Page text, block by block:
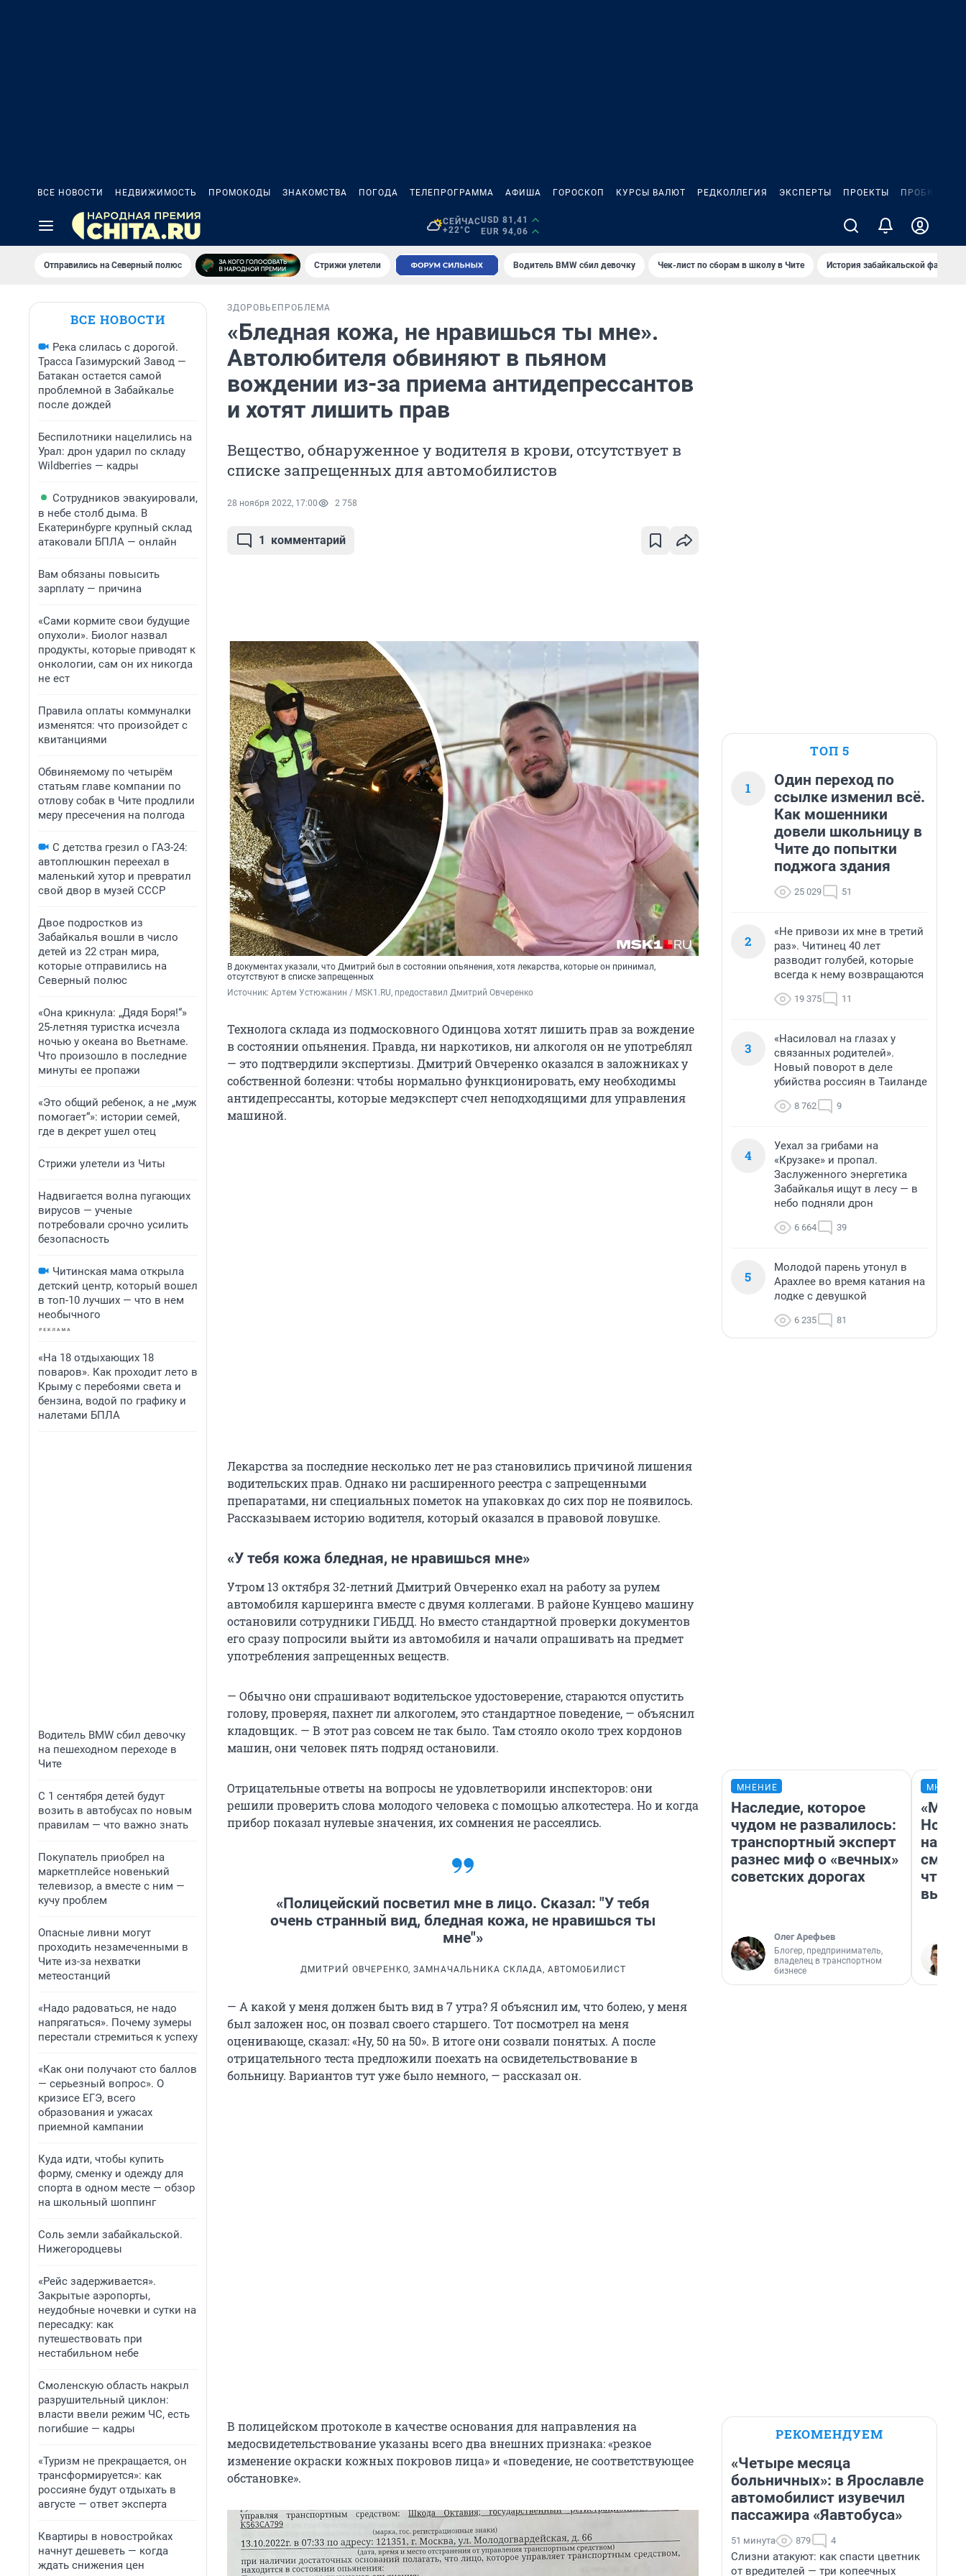
ВСЕ НОВОСТИ НЕДВИЖИМОСТЬ ПРОМОКОДЫ ЗНАКОМСТВА ПОГОДА ТЕЛЕПРОГРАММА АФИША ГОРОСКОП КУРСЫ ВАЛЮТ РЕДКОЛЛЕГИЯ ЭКСПЕРТЫ ПРОЕКТЫ ПРОБКИ
СЕЙЧАС
+22°C
USD 81,41
EUR 94,06
Отправились на Северный полюс Стрижи улетели Водитель BMW сбил девочку Чек-лист по сборам в школу в Чите История забайкальской фамилии
ВСЕ НОВОСТИ
Река слилась с дорогой.
Трасса Газимурский Завод —
Батакан остается самой
проблемной в Забайкалье
после дождей
Беспилотники нацелились на
Урал: дрон ударил по складу
Wildberries — кадры
Сотрудников эвакуировали,
в небе столб дыма. В
Екатеринбурге крупный склад
атаковали БПЛА — онлайн
Вам обязаны повысить
зарплату — причина
«Сами кормите свои будущие
опухоли». Биолог назвал
продукты, которые приводят к
онкологии, сам он их никогда
не ест
Правила оплаты коммуналки
изменятся: что произойдет с
квитанциями
Обвиняемому по четырём
статьям главе компании по
отлову собак в Чите продлили
меру пресечения на полгода
С детства грезил о ГАЗ-24:
автоплюшкин переехал в
маленький хутор и превратил
свой двор в музей СССР
Двое подростков из
Забайкалья вошли в число
детей из 22 стран мира,
которые отправились на
Северный полюс
«Она крикнула: „Дядя Боря!“»
25-летняя туристка исчезла
ночью у океана во Вьетнаме.
Что произошло в последние
минуты ее пропажи
«Это общий ребенок, а не „муж
помогает“»: истории семей,
где в декрет ушел отец
Стрижи улетели из Читы
Надвигается волна пугающих
вирусов — ученые
потребовали срочно усилить
безопасность
Читинская мама открыла
детский центр, который вошел
в топ-10 лучших — что в нем
необычного
«На 18 отдыхающих 18
поваров». Как проходит лето в
Крыму с перебоями света и
бензина, водой по графику и
налетами БПЛА
Водитель BMW сбил девочку
на пешеходном переходе в
Чите
С 1 сентября детей будут
возить в автобусах по новым
правилам — что важно знать
Покупатель приобрел на
маркетплейсе новенький
телевизор, а вместе с ним —
кучу проблем
Опасные ливни могут
проходить незамеченными в
Чите из-за нехватки
метеостанций
«Надо радоваться, не надо
напрягаться». Почему зумеры
перестали стремиться к успеху
«Как они получают сто баллов
— серьезный вопрос». О
кризисе ЕГЭ, всего
образования и ужасах
приемной кампании
Куда идти, чтобы купить
форму, сменку и одежду для
спорта в одном месте — обзор
на школьный шоппинг
Соль земли забайкальской.
Нижегородцевы
«Рейс задерживается».
Закрытые аэропорты,
неудобные ночевки и сутки на
пересадку: как
путешествовать при
нестабильном небе
Смоленскую область накрыл
разрушительный циклон:
власти ввели режим ЧС, есть
погибшие — кадры
«Туризм не прекращается, он
трансформируется»: как
россияне будут отдыхать в
августе — ответ эксперта
Квартиры в новостройках
начнут дешеветь — когда
ждать снижения цен
ЗДОРОВЬЕ ПРОБЛЕМА
«Бледная кожа, не нравишься ты мне».
Автолюбителя обвиняют в пьяном
вождении из-за приема антидепрессантов
и хотят лишить прав
Вещество, обнаруженное у водителя в крови, отсутствует в
списке запрещенных для автомобилистов
28 ноября 2022, 17:00 2 758
1 комментарий
В документах указали, что Дмитрий был в состоянии опьянения, хотя лекарства, которые он принимал,
отсутствуют в списке запрещенных
Источник: Артем Устюжанин / MSK1.RU, предоставил Дмитрий Овчеренко
Технолога склада из подмосковного Одинцова хотят лишить прав за вождение
в состоянии опьянения. Правда, ни наркотиков, ни алкоголя он не употреблял
— это подтвердили экспертизы. Дмитрий Овчеренко оказался в заложниках у
собственной болезни: чтобы нормально функционировать, ему необходимы
антидепрессанты, которые медэксперт счел неподходящими для управления
машиной.
Лекарства за последние несколько лет не раз становились причиной лишения
водительских прав. Однако ни расширенного реестра с запрещенными
препаратами, ни специальных пометок на упаковках до сих пор не появилось.
Рассказываем историю водителя, который оказался в правовой ловушке.
«У тебя кожа бледная, не нравишься мне»
Утром 13 октября 32-летний Дмитрий Овчеренко ехал на работу за рулем
автомобиля каршеринга вместе с двумя коллегами. В районе Кунцево машину
остановили сотрудники ГИБДД. Но вместо стандартной проверки документов
его сразу попросили выйти из автомобиля и начали опрашивать на предмет
употребления запрещенных веществ.
— Обычно они спрашивают водительское удостоверение, стараются опустить
голову, проверяя, пахнет ли алкоголем, это стандартное поведение, — объяснил
кладовщик. — В этот раз совсем не так было. Там стояло около трех кордонов
машин, они человек пять подряд остановили.
Отрицательные ответы на вопросы не удовлетворили инспекторов: они
решили проверить слова молодого человека с помощью алкотестера. Но и когда
прибор показал нулевые значения, их сомнения не рассеялись.
«Полицейский посветил мне в лицо. Сказал: "У тебя
очень странный вид, бледная кожа, не нравишься ты
мне"»
ДМИТРИЙ ОВЧЕРЕНКО, ЗАМНАЧАЛЬНИКА СКЛАДА, АВТОМОБИЛИСТ
— А какой у меня должен быть вид в 7 утра? Я объяснил им, что болею, у меня
был заложен нос, он позвал своего старшего. Тот посмотрел на меня
оценивающе, сказал: «Ну, 50 на 50». В итоге они созвали понятых. А после
отрицательного теста предложили поехать на освидетельствование в
больницу. Вариантов тут уже было немного, — рассказал он.
В полицейском протоколе в качестве основания для направления на
медосвидетельствование указаны всего два внешних признака: «резкое
изменение окраски кожных покровов лица» и «поведение, не соответствующее
обстановке».
ТОП 5
1
Один переход по
ссылке изменил всё.
Как мошенники
довели школьницу в
Чите до попытки
поджога здания
25 029 51
2
«Не привози их мне в третий
раз». Читинец 40 лет
разводит голубей, которые
всегда к нему возвращаются
19 375 11
3
«Насиловал на глазах у
связанных родителей».
Новый поворот в деле
убийства россиян в Таиланде
8 762 9
4
Уехал за грибами на
«Крузаке» и пропал.
Заслуженного энергетика
Забайкалья ищут в лесу — в
небо подняли дрон
6 664 39
5
Молодой парень утонул в
Арахлее во время катания на
лодке с девушкой
6 235 81
МНЕНИЕ
Наследие, которое
чудом не развалилось:
транспортный эксперт
разнес миф о «вечных»
советских дорогах
Олег Арефьев
Блогер, предприниматель,
владелец в транспортном
бизнесе
«Мы
РЕКОМЕНДУЕМ
«Четыре месяца
больничных»: в Ярославле
автомобилист изувечил
пассажира «Яавтобуса»
51 минута 879 4
Слизни атакуют: как спасти цветник
от вредителей — три копеечных